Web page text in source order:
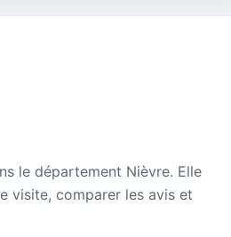
le département Nièvre. Elle
visite, comparer les avis et